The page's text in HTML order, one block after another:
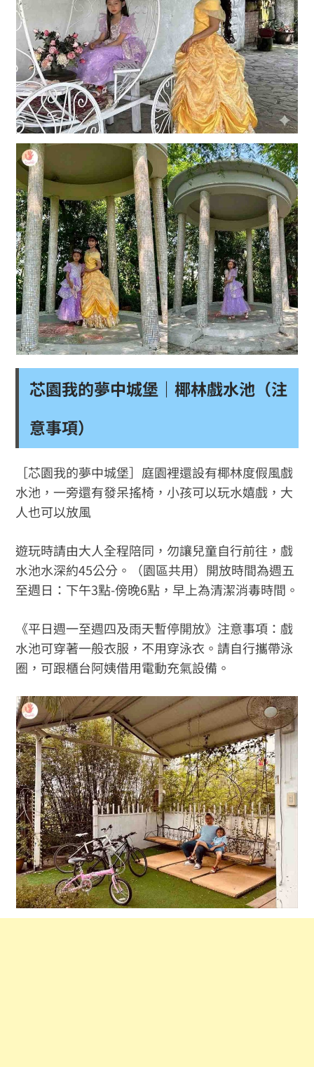
芯園我的夢中城堡｜椰林戲水池（注
意事項）
［芯園我的夢中城堡］庭園裡還設有椰林度假風戲
水池，一旁還有發呆搖椅，小孩可以玩水嬉戲，大
人也可以放風
遊玩時請由大人全程陪同，勿讓兒童自行前往，戲
水池水深約45公分。（園區共用）開放時間為週五
至週日：下午3點-傍晚6點，早上為清潔消毒時間。
《平日週一至週四及雨天暫停開放》注意事項：戲
水池可穿著一般衣服，不用穿泳衣。請自行攜帶泳
圈，可跟櫃台阿姨借用電動充氣設備。